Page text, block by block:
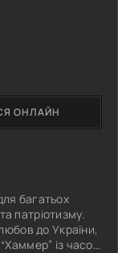
багатьох
патріотизму.
до України,
із часом
ОНЛАЙН